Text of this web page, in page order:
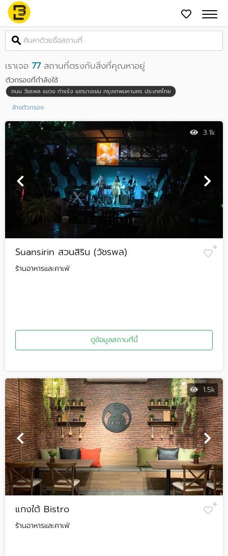
เราเจอ 77สถานที่ตรงกับสิ่งที่คุณหาอยู่
ตัวกรองที่กำลังใช้
ถนน วัชรพล แขวง ท่าแร้ง เขตบางเขน กรุงเทพมหานคร ประเทศไทย
ล้างตัวกรอง
3.1k
Suansirin สวนสิริน (วัชรพล)
ร้านอาหารและคาเฟ่
ดูข้อมูลสถานที่นี้
1.5k
แกงใต้ Bistro
ร้านอาหารและคาเฟ่